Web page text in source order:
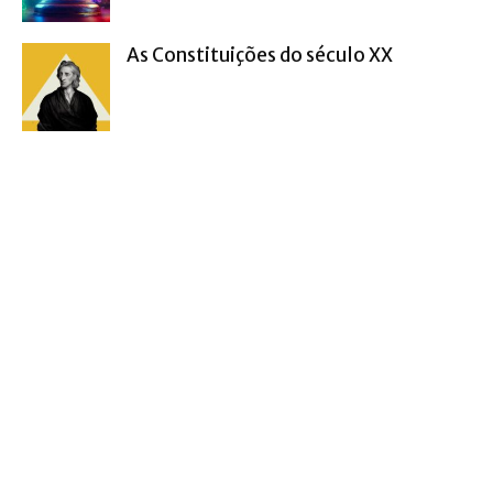
As Constituições do século XX